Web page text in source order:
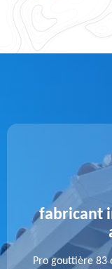
fabricant
Pro gouttière